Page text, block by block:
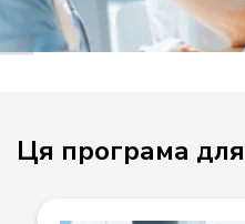
Ця програма